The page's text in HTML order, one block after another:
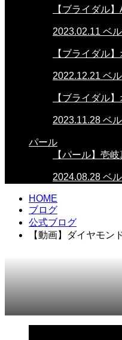
【ブライダル
2023.02.11 ベ
【ブライダル
2022.12.21 ベ
【ブライダル
2023.11.28 ベ
パール
【パール】壱
2024.08.28 ベ
HOME
ブログ
公式ブログ
【動画】ダイヤモン